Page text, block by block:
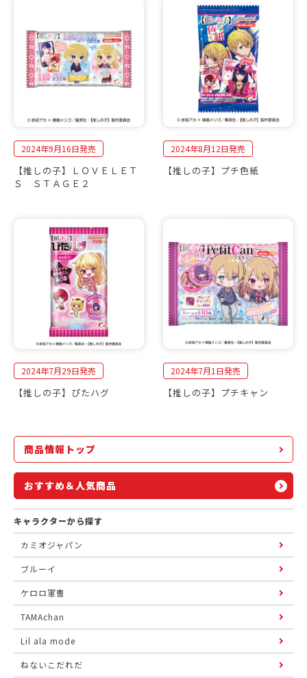
2024年9月16日発売
【推しの子】ＬＯＶＥＬＥＴ
Ｓ ＳＴＡＧＥ２
2024年8月12日発売
【推しの子】プチ色紙
2024年7月29日発売
【推しの子】ぴたハグ
2024年7月1日発売
【推しの子】プチキャン
商品情報トップ
おすすめ＆人気商品
キャラクターから探す
カミオジャパン
ブルーイ
ケロロ軍曹
TAMAchan
Lil ala mode
ねないこだれだ